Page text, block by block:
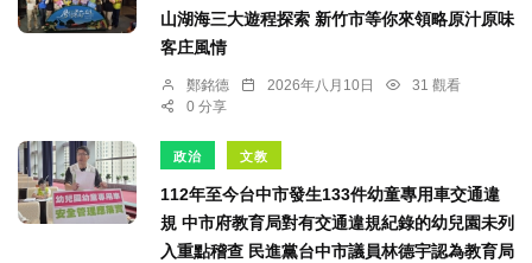
山湖海三大遊程探索 新竹市等你來領略原汁原味
客庄風情
鄭銘德 2026年八月10日
31 觀看
0 分享
政治 文教
112年至今台中市發生133件幼童專用車交通違
規 中市府教育局對有交通違規紀錄的幼兒園未列
入重點稽查 民進黨台中市議員林德宇認為教育局